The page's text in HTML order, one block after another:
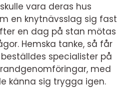
vara deras hus
en knytnävsslag sig fast
en dag på stan mötas
Hemska tanke, så får
specialister på
med
känna sig trygga igen.